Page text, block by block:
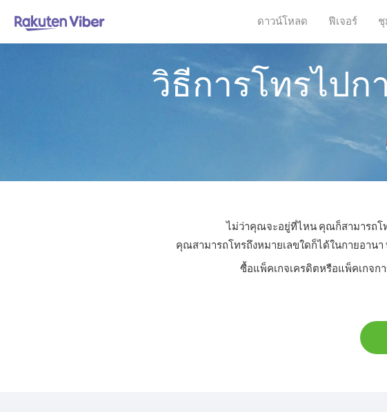
ดาวน์โหลด ฟีเจอร์
วิธีการโทรไปก
ไม่ว่าคุณจะอยู่ที่ไหน คุณก็สามารถโท
คุณสามารถโทรถึงหมายเลขใดก็ได้ในกายอาน
ซื้อแพ็คเกจเครดิตหรือแพ็คเกจก